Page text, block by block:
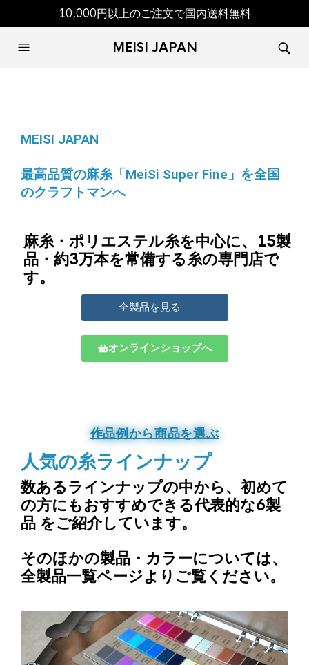
10,000円以上のご注文で国内送料無料
MEISI JAPAN
MEISI JAPAN
最高品質の麻糸「MeiSi Super Fine」を全国
のクラフトマンへ
麻糸・ポリエステル糸を中心に、15製
品・約3万本を常備する糸の専門店で
す。
全製品を見る
オンラインショップへ
作品例から商品を選ぶ
人気の糸ラインナップ
数あるラインナップの中から、 初めて
の方にもおすすめできる代表的な6製
品 をご紹介しています。
そのほかの製品・カラーについては、
全製品一覧ページよりご覧ください。